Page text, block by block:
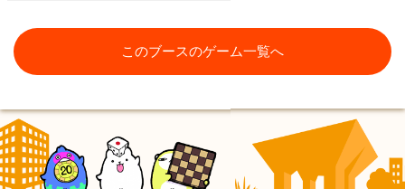
このブースのゲーム一覧へ